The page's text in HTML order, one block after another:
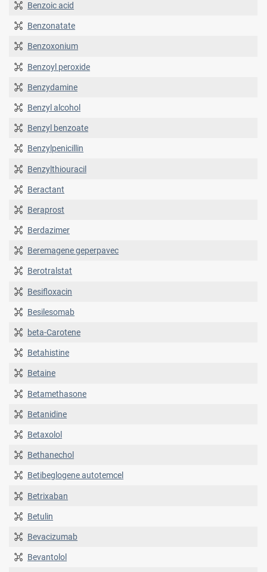
Benzoic acid
Benzonatate
Benzoxonium
Benzoyl peroxide
Benzydamine
Benzyl alcohol
Benzyl benzoate
Benzylpenicillin
Benzylthiouracil
Beractant
Beraprost
Berdazimer
Beremagene geperpavec
Berotralstat
Besifloxacin
Besilesomab
beta-Carotene
Betahistine
Betaine
Betamethasone
Betanidine
Betaxolol
Bethanechol
Betibeglogene autotemcel
Betrixaban
Betulin
Bevacizumab
Bevantolol